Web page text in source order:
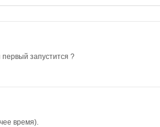
первый запустится ?
время).